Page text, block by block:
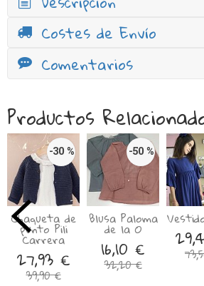
Costes de Envío
Comentarios
Productos
-30 %
Chaqueta de
punto Pili
Carrera
27,93 €
39,90 €
-50 %
Blusa Paloma
de la O
16,10 €
32,20 €